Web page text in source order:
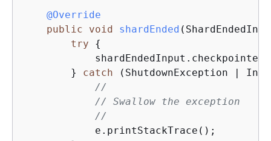
@Override
public
void shardEnded
try
{
        }
catch (ShutdownException |
//
// Swallow the exception
//
            e.printStackTrace();